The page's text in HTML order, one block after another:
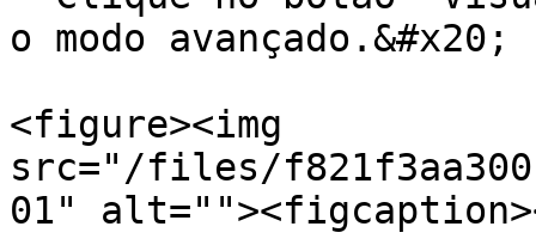
o modo avançado.&#x20;
<figure><img
src="/files/
01"